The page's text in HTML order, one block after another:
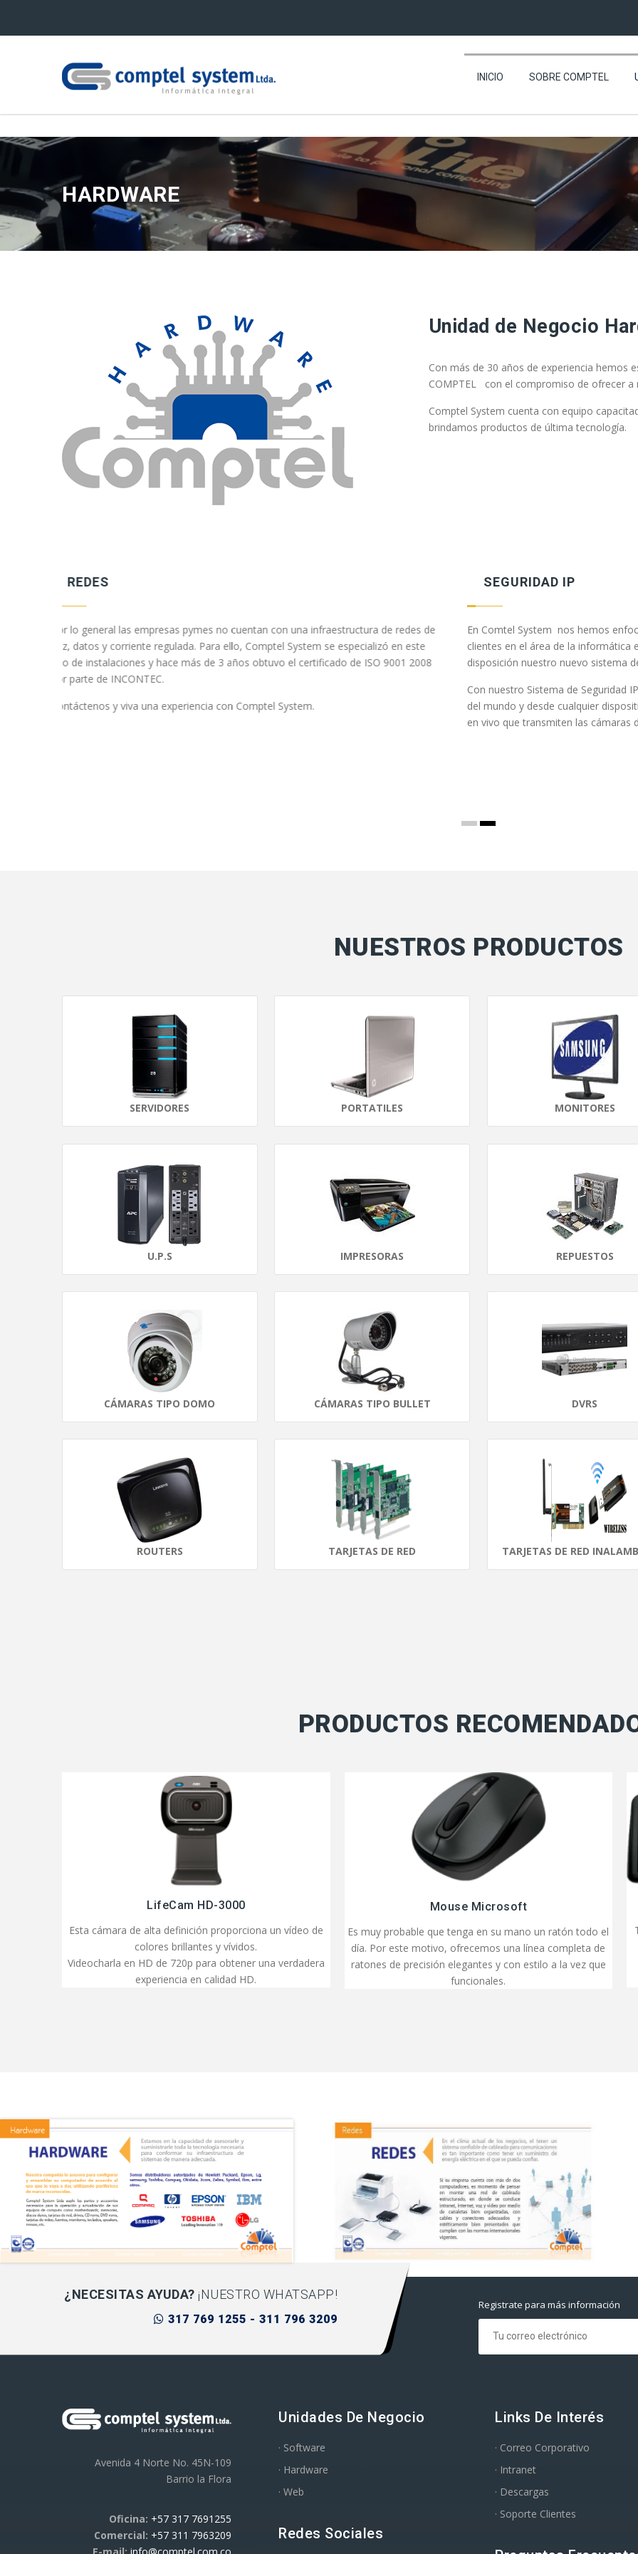
INICIO SOBRE COMPTEL
HARDWARE
Unidad de Negocio
Con más de 30 años de experiencia hemos
COMPTEL con el compromiso de ofrecer a
Comptel System cuenta con equipo
brindamos productos de última tecnología.
SEGURIDAD IP
En Comtel System nos hemos enfocado en prestar un servicio integral a nuestros
clientes en el área de la informática efectivo. Es por esto, que ponemos a su
disposición nuestro nuevo sistema de Seguridad IP.
Con nuestro Sistema de Seguridad IP, usted podrá visualizar desde cualquier parte
del mundo y desde cualquier dispositivo móvil con acceso a internet, las imágenes
MANTENIMIENTO
Una póliza de servicio le
preventivo de sus equipos de
Nuestra compañía ofrece póliza
computadores e impresoras
conservando en buen estado sus
Leer más
NUESTROS PRODUCTOS
SERVIDORES PORTATILES MONITORES
U.P.S IMPRESORAS REPUESTOS
CÁMARAS TIPO DOMO CÁMARAS TIPO BULLET DVRS
ROUTERS TARJETAS DE RED TARJETAS DE RED
PRODUCTOS
LifeCam HD-3000
Esta cámara de alta definición proporciona un vídeo de
colores brillantes y vívidos.
Videocharla en HD de 720p para obtener una verdadera
experiencia en calidad HD.
Mouse Microsoft
Es muy probable que tenga en su mano un ratón todo el
día. Por este motivo, ofrecemos una línea completa de
ratones de precisión elegantes y con estilo a la vez que
funcionales.
¿NECESITAS AYUDA? ¡NUESTRO WHATSAPP!
317 769 1255 - 311 796 3209
Registrate para más información
Avenida 4 Norte No. 45N-109
Barrio la Flora
Oficina: +57 317 7691255
Comercial: +57 311 7963209
Unidades De Negocio
· Software
· Hardware
· Web
Redes Sociales
Links De Interés
· Correo Corporativo
· Intranet
· Descargas
· Soporte Clientes